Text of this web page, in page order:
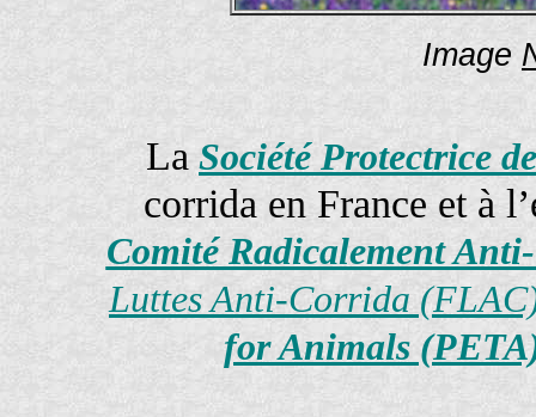
Image
La Société Protectrice
corrida en France et à
Comité Radicalement
Luttes Anti-Corrida
for Animals